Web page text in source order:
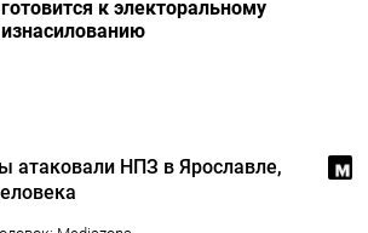
готовится к электоральному
изнасилованию